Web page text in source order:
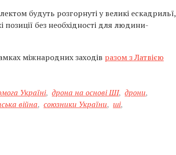
будуть розгорнуті у великі ескадрильї,
без необхідності для людини-
міжнародних заходів разом з Латвією
Україні, дрона на основі ШІ, дрони,
війна, союзники України, ші,